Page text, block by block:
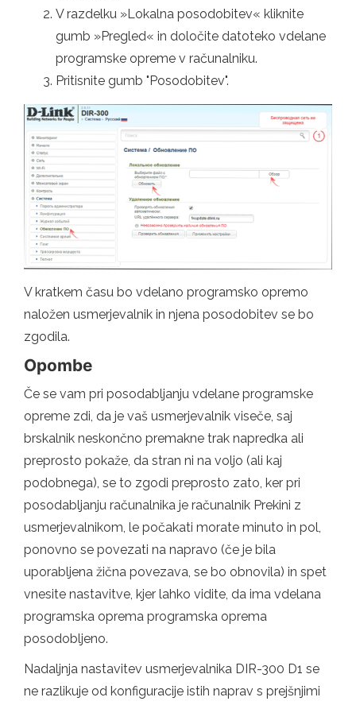
V razdelku »Lokalna posodobitev« kliknite
gumb »Pregled« in določite datoteko vdelane
programske opreme v računalniku.
Pritisnite gumb "Posodobitev".
V kratkem času bo vdelano programsko opremo
naložen usmerjevalnik in njena posodobitev se bo
zgodila.
Opombe
Če se vam pri posodabljanju vdelane programske
opreme zdi, da je vaš usmerjevalnik viseče, saj
brskalnik neskončno premakne trak napredka ali
preprosto pokaže, da stran ni na voljo (ali kaj
podobnega), se to zgodi preprosto zato, ker pri
posodabljanju računalnika je računalnik Prekini z
usmerjevalnikom, le počakati morate minuto in pol,
ponovno se povezati na napravo (če je bila
uporabljena žična povezava, se bo obnovila) in spet
vnesite nastavitve, kjer lahko vidite, da ima vdelana
programska oprema programska oprema
posodobljeno.
Nadaljnja nastavitev usmerjevalnika DIR-300 D1 se
ne razlikuje od konfiguracije istih naprav s prejšnjimi